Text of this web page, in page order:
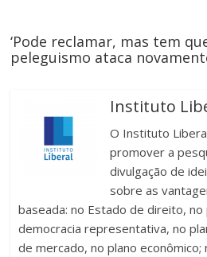
‘Pode reclamar, mas tem
peleguismo ataca
Instituto
O Instituto
promover a
divulgação de
sobre as
baseada: no Estado de direito, no
democracia representativa, no
de mercado, no plano